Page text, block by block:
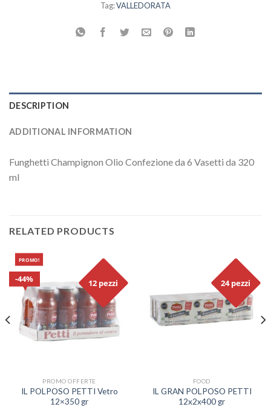
Tag:VALLEDORATA
DESCRIPTION
ADDITIONAL INFORMATION
Funghetti Champignon Olio Confezione da 6 Vasetti da 320
ml
RELATED PRODUCTS
12 pezzi
44%
PROMO!
PROMO OFFERTE
IL POLPOSO PETTI Vetro
12×350 gr
24 pezzi
FOOD
IL GRAN POLPOSO PETTI
12x2x400 gr